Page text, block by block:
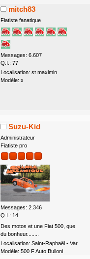
mitch83
Fiatiste fanatique
Messages: 6.607
Q.I.: 77
Localisation: st maximin
Modèle: x
Suzu-Kid
Administrateur
Fiatiste pro
Messages: 2.346
Q.I.: 14
Des motos et une Fiat 500, que
du bonheur........
Localisation: Saint-Raphaël - Var
Modèle: 500 F Auto Bulloni